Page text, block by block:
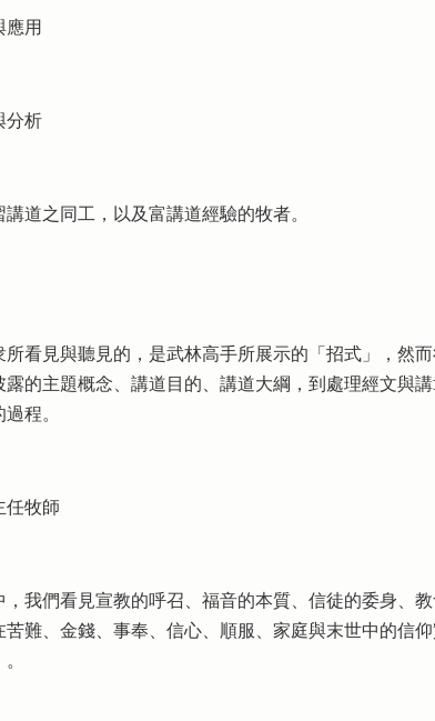
應用
分析
道之同工，以及富講道經驗的牧者。
看見與聽見的，是武林高手所展示的「招式」，然
的主題概念、講道目的、講道大綱，到處理經文與
程。
任牧師
我們看見宣教的呼召、福音的本質、信徒的委身、
苦難、金錢、事奉、信心、順服、家庭與末世中的信